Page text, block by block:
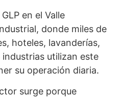
en el Valle
donde miles de
hoteles, lavanderías,
utilizan este
su operación diaria.
surge porque